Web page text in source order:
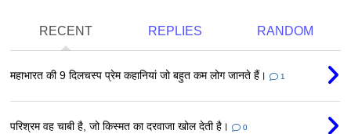
RECENT REPLIES RANDOM
महाभारत की 9 दिलचस्प प्रेम कहानियां जो बहुत कम लोग जानते हैं। 1
परिश्रम वह चाबी है, जो किस्मत का दरवाजा खोल देती है। 0